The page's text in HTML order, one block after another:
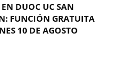
DUOC UC SAN
FUNCIÓN GRATUITA
10 DE AGOSTO